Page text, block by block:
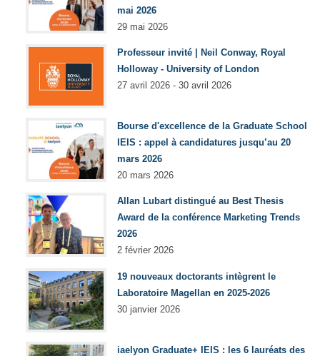
mai 2026
29 mai 2026
Professeur invité | Neil Conway, Royal
Holloway - University of London
27 avril 2026 - 30 avril 2026
Bourse d'excellence de la Graduate School
IEIS : appel à candidatures jusqu’au 20
mars 2026
20 mars 2026
Allan Lubart distingué au Best Thesis
Award de la conférence Marketing Trends
2026
2 février 2026
19 nouveaux doctorants intègrent le
Laboratoire Magellan en 2025-2026
30 janvier 2026
iaelyon Graduate+ IEIS : les 6 lauréats des